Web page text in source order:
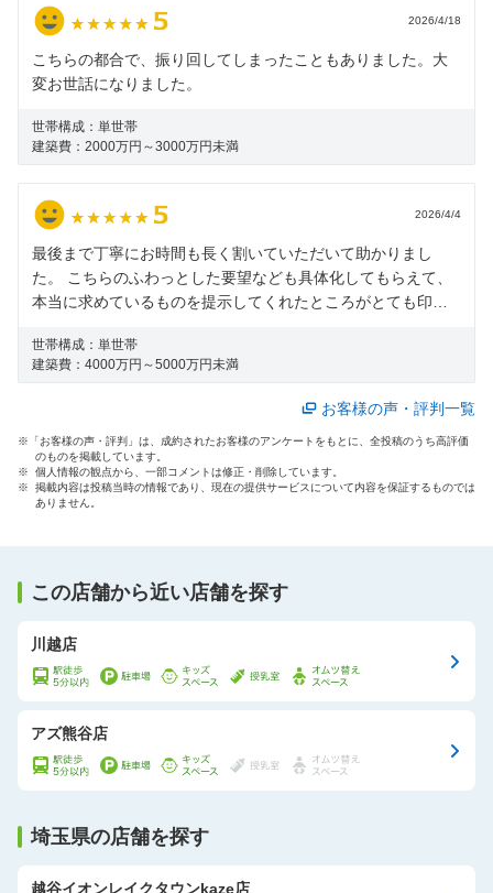
2026/4/18
こちらの都合で、振り回してしまったこともありました。大
変お世話になりました。
世帯構成： 単世帯
建築費： 2000万円～3000万円未満
2026/4/4
最後まで丁寧にお時間も長く割いていただいて助かりまし
た。 こちらのふわっとした要望なども具体化してもらえて、
本当に求めているものを提示してくれたところがとても印象
いてもらったところ、床暖房そのものというより断熱性能、
家そのものが暖かいということのほうが大事かもしれませ
ん、のように言っていただいたことが強く記憶に残ってま
世帯構成： 単世帯
建築費： 4000万円～5000万円未満
お客様の声・評判一覧
※「お客様の声・評判」は、成約されたお客様のアンケートをもとに、全投稿のうち高評価
のものを掲載しています。
※ 個人情報の観点から、一部コメントは修正・削除しています。
※ 掲載内容は投稿当時の情報であり、現在の提供サービスについて内容を保証するものでは
ありません。
この店舗から近い店舗を探す
川越店
アズ熊谷店
埼玉県の店舗を探す
越谷イオンレイクタウンkaze店